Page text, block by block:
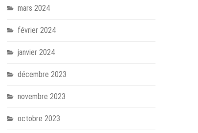
mars 2024
février 2024
janvier 2024
décembre 2023
novembre 2023
octobre 2023